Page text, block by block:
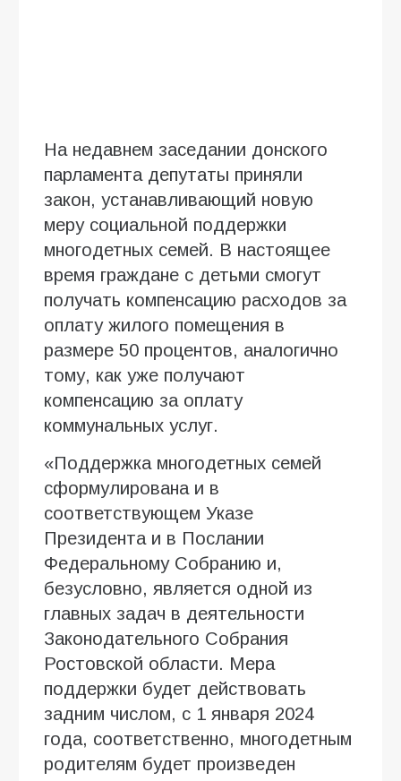
На недавнем заседании донского
парламента депутаты приняли
закон, устанавливающий новую
меру социальной поддержки
многодетных семей. В настоящее
время граждане с детьми смогут
получать компенсацию расходов за
оплату жилого помещения в
размере 50 процентов, аналогично
тому, как уже получают
компенсацию за оплату
коммунальных услуг.
«Поддержка многодетных семей
сформулирована и в
соответствующем Указе
Президента и в Послании
Федеральному Собранию и,
безусловно, является одной из
главных задач в деятельности
Законодательного Собрания
Ростовской области. Мера
поддержки будет действовать
задним числом, с 1 января 2024
года, соответственно, многодетным
родителям будет произведен